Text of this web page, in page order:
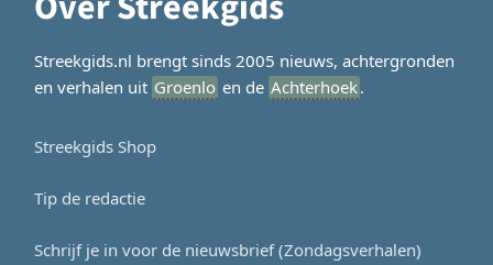
Streekgids.nl brengt sinds 2005 nieuws, achtergronden
en verhalen uit Groenlo en de Achterhoek.
Streekgids Shop
Tip de redactie
Schrijf je in voor de nieuwsbrief (Zondagsverhalen)